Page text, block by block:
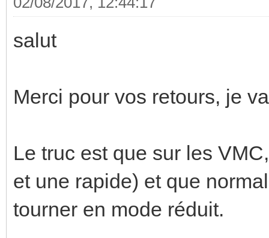
salut
Merci pour vos retours, je
Le truc est que sur les
et une rapide) et que
tourner en mode réduit.